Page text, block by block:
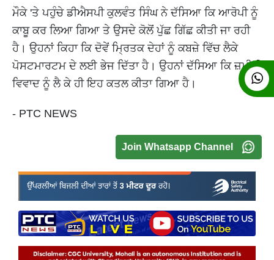
ਮੌਕੇ 'ਤੇ ਪਹੁੰਚੇ ਡੀਐਸਪੀ ਕੁਲਵੰਤ ਸਿੰਘ ਨੇ ਦੱਸਿਆ ਕਿ ਆਰੋਪੀ ਨੂੰ
ਕਾਬੂ ਕਰ ਲਿਆ ਗਿਆ ਤੇ ਉਸਦੇ ਕੋਲੋਂ ਪੁੱਛ ਗਿੱਛ ਕੀਤੀ ਜਾ ਰਹੀ
ਹੈ। ਉਹਨਾਂ ਕਿਹਾ ਕਿ ਦੋਵੇਂ ਮ੍ਰਿਤਕ ਦੇਹਾਂ ਨੂੰ ਕਬਜ਼ੇ ਵਿੱਚ ਲੈਕੇ
ਪੋਸਟਮਾਰਟਮ ਦੇ ਲਈ ਭੇਜ ਦਿੱਤਾ ਹੈ। ਉਹਨਾਂ ਦੱਸਿਆ ਕਿ ਜ਼ਮੀਨੀ
ਵਿਵਾਦ ਨੂੰ ਲੈ ਕੇ ਹੀ ਇਹ ਕਤਲ ਕੀਤਾ ਗਿਆ ਹੈ।
- PTC NEWS
Join Whatsapp Channel